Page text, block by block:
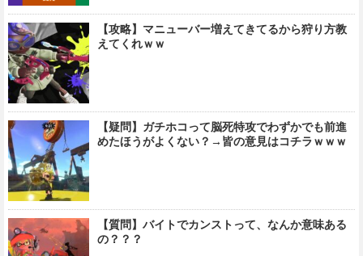
【攻略】マニューバー増えてきてるから狩り方教
えてくれｗｗ
【疑問】ガチホコって脳死特攻でわずかでも前進
めたほうがよくない？→皆の意見はコチラｗｗｗ
【質問】バイトでカンストって、なんか意味ある
の？？？